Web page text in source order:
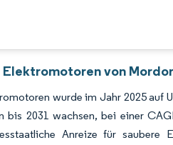
Elektromotoren von
wurde im Jahr 2025 auf
bis 2031 wachsen, bei einer
Anreize für